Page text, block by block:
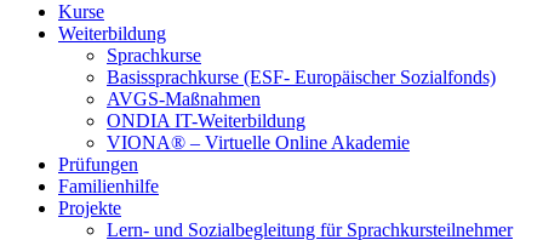
Kurse
Weiterbildung
Sprachkurse
Basissprachkurse (ESF- Europäischer Sozialfonds)
AVGS-Maßnahmen
ONDIA IT-Weiterbildung
VIONA® – Virtuelle Online Akademie
Prüfungen
Familienhilfe
Projekte
Lern- und Sozialbegleitung für Sprachkursteilnehmer